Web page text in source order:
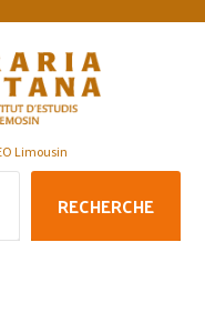
Limousin
RECHERCHE